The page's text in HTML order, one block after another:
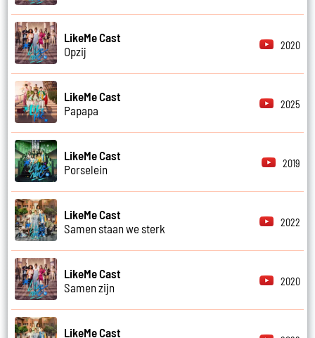
LikeMe Cast
Opzij
2020
LikeMe Cast
Papapa
2025
LikeMe Cast
Porselein
2019
LikeMe Cast
Samen staan we sterk
2022
LikeMe Cast
Samen zijn
2020
LikeMe Cast